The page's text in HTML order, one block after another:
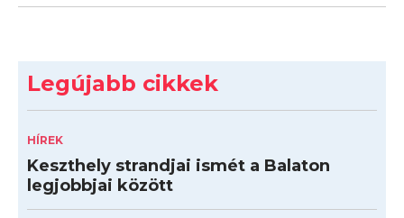
Legújabb cikkek
HÍREK
Keszthely strandjai ismét a Balaton
legjobbjai között